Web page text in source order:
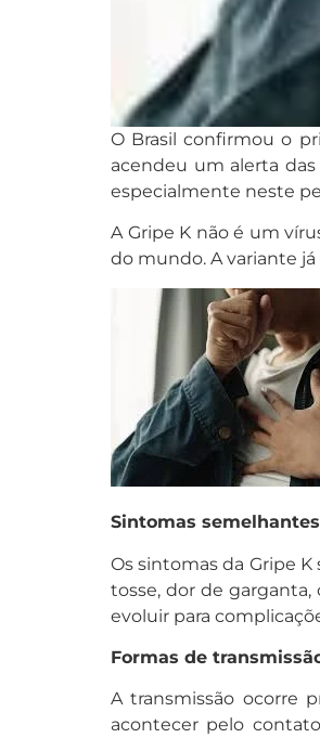
O Brasil confirmou o
acendeu um alerta
especialmente neste
A Gripe K não é um
do mundo. A variante
Sintomas
Os sintomas da Gripe
tosse, dor de garganta,
evoluir para
Formas de
A transmissão ocorre
acontecer pelo